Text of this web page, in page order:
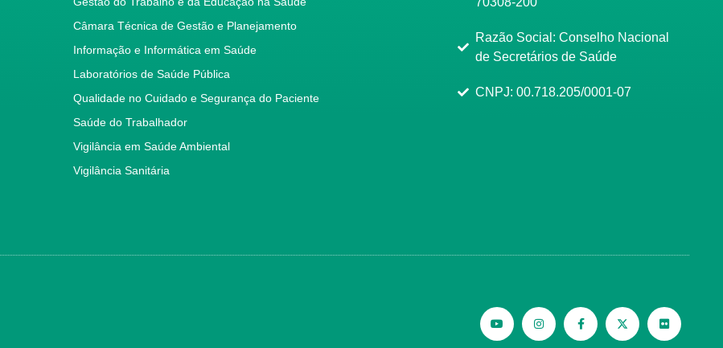
Câmara Técnica de Gestão e Planejamento
Informação e Informática em Saúde
Laboratórios de Saúde Pública
Qualidade no Cuidado e Segurança do Paciente
Saúde do Trabalhador
Vigilância em Saúde Ambiental
Vigilância Sanitária
Razão Social: Conselho Nacional
de Secretários de Saúde
CNPJ: 00.718.205/0001-07